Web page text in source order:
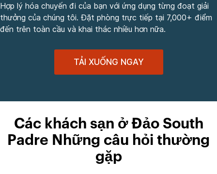
Hợp lý hóa chuyến đi của bạn với ứng dụng từng đoạt giải
thưởng của chúng tôi. Đặt phòng trực tiếp tại 7,000+ điểm
đến trên toàn cầu và khai thác nhiều hơn nữa.
TẢI XUỐNG NGAY
Các khách sạn ở Đảo South
Padre Những câu hỏi thường
gặp